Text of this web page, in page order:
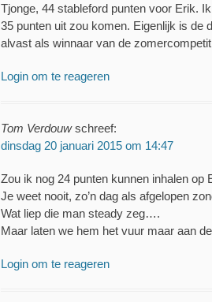
Tjonge, 44 stableford punten voor Erik.
35 punten uit zou komen. Eigenlijk is de
alvast als winnaar van de
Login om te reageren
Tom Verdouw schreef:
dinsdag 20 januari 2015 om 14:47
Zou ik nog 24 punten kunnen inhalen op
Je weet nooit, zo’n dag als afgelopen
Wat liep die man steady zeg….
Maar laten we hem het vuur maar aan
Login om te reageren